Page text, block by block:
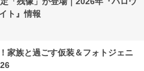
ト』情報
家族と過ごす仮装＆フォトジェニ